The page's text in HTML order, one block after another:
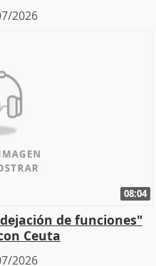
2026
08:04
de funciones"
Ceuta
2026